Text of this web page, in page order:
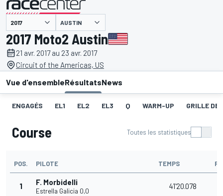
présenté par AUSTIN
2017 Moto2 Austin
21 avr. 2017 au 23 avr. 2017
Circuit of the Americas, US
Vue d'ensembleRésultatsNews
ENGAGÉS EL1 EL2 EL3 Q WARM-UP GRILLE DE
Course Toutes les statistiques
POS. PILOTE TEMPS
1 F. Morbidelli
Estrella Galicia 0,0
41'20.078